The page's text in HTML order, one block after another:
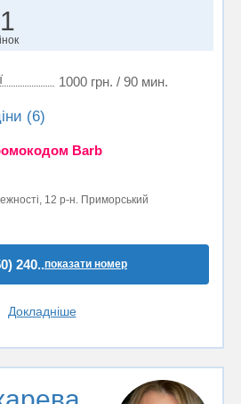
1000 грн. / 90 мин.
(6)
Barb
12 р-н. Приморський
240..показати номер
Докладніше